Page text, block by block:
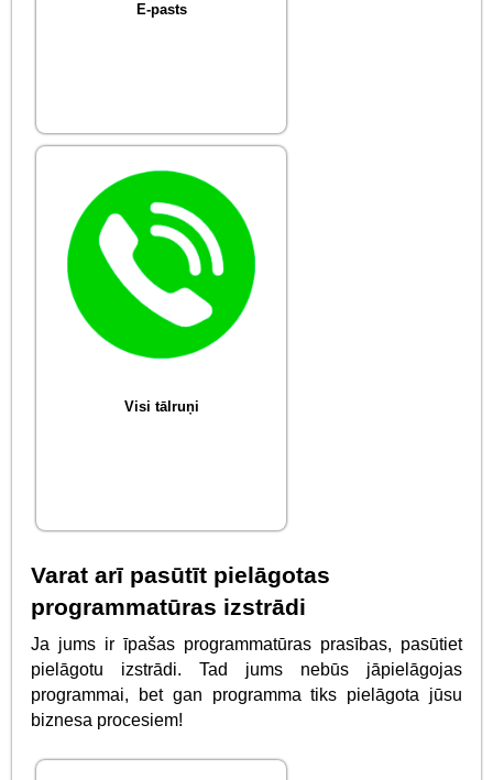
E-pasts
Visi tālruņi
Varat arī pasūtīt pielāgotas
programmatūras izstrādi
Ja jums ir īpašas programmatūras prasības, pasūtiet
pielāgotu izstrādi. Tad jums nebūs jāpielāgojas
programmai, bet gan programma tiks pielāgota jūsu
biznesa procesiem!